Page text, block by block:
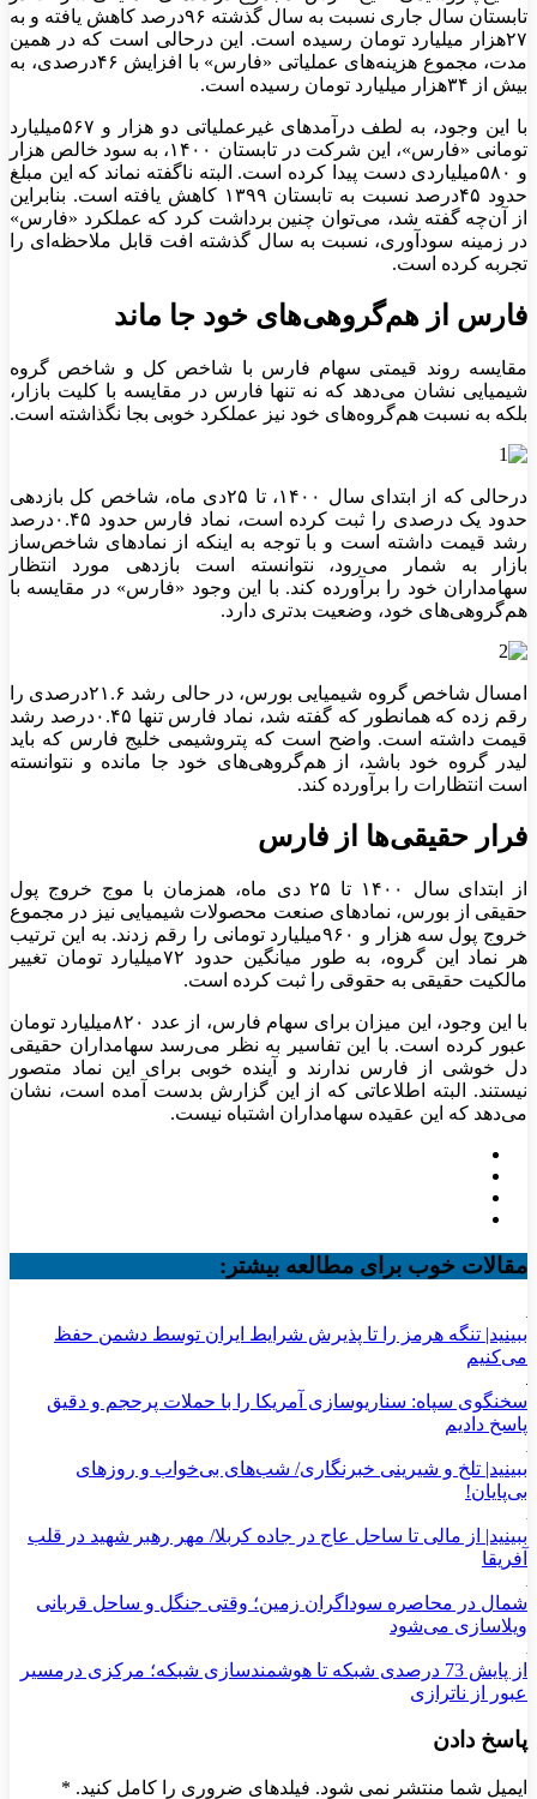
تابستان سال جاری نسبت به سال گذشته ۹۶درصد کاهش یافته و به
۲۷هزار میلیارد تومان رسیده است. این درحالی است که در همین
مدت، مجموع هزینه‌های عملیاتی «فارس» با افزایش ۴۶درصدی، به
بیش از ۳۴هزار میلیارد تومان رسیده است.
با این وجود، به لطف درآمد‌های غیرعملیاتی دو هزار و ۵۶۷میلیارد
تومانی «فارس»، این شرکت در تابستان ۱۴۰۰، به سود خالص هزار
و ۵۸۰میلیاردی دست پیدا کرده است. البته ناگفته نماند که این مبلغ
حدود ۴۵درصد نسبت به تابستان ۱۳۹۹ کاهش یافته است. بنابراین
از آن‌چه گفته شد، می‌توان چنین برداشت کرد که عملکرد «فارس»
در زمینه سودآوری، نسبت به سال گذشته افت قابل ملاحظه‌ای را
تجربه کرده است.
فارس از هم‌گروهی‌های خود جا ماند
مقایسه روند قیمتی سهام فارس با شاخص کل و شاخص گروه
شیمیایی نشان می‌دهد که نه تنها فارس در مقایسه با کلیت بازار،
بلکه به نسبت هم‌گروه‌های خود نیز عملکرد خوبی بجا نگذاشته است.
درحالی که از ابتدای سال ۱۴۰۰، تا ۲۵دی ماه، شاخص کل بازدهی
حدود یک درصدی را ثبت کرده است، نماد فارس حدود ۰.۴۵درصد
رشد قیمت داشته است و با توجه به اینکه از نمادهای شاخص‌ساز
بازار به‌ شمار می‌رود، نتوانسته است بازدهی مورد انتظار
سهامداران خود را برآورده کند. با این وجود «فارس» در مقایسه با
هم‌گروهی‌های خود، وضعیت بدتری دارد.
امسال شاخص گروه شیمیایی بورس، در حالی رشد ۲۱.۶درصدی را
رقم زده که همانطور که گفته شد، نماد فارس تنها ۰.۴۵درصد رشد
قیمت داشته است. واضح است که پتروشیمی خلیج فارس که باید
لیدر گروه خود باشد، از هم‌گروهی‌های خود جا مانده و نتوانسته
است انتظارات را برآورده کند.
فرار حقیقی‌ها از فارس
از ابتدای سال ۱۴۰۰ تا ۲۵ دی ماه، همزمان با موج خروج پول
حقیقی از بورس، نمادهای صنعت محصولات شیمیایی نیز در مجموع
خروج پول سه هزار و ۹۶۰میلیارد تومانی را رقم زدند. به این ترتیب
هر نماد این گروه، به طور میانگین حدود ۷۲میلیارد تومان تغییر
مالکیت حقیقی به حقوقی را ثبت کرده است.
با این وجود، این میزان برای سهام فارس، از عدد ۸۲۰میلیارد تومان
عبور کرده است. با این تفاسیر به نظر می‌رسد سهامداران حقیقی
دل خوشی از فارس ندارند و آینده خوبی برای این نماد متصور
نیستند. البته اطلاعاتی که از این گزارش بدست آمده است، نشان
می‌دهد که این عقیده سهامداران اشتباه نیست.
مقالات خوب برای مطالعه بیشتر:
ببینید| تنگه هرمز را تا پذیرش شرایط ایران توسط دشمن حفظ
می‌کنیم
سخنگوی سپاه: سناریوسازی آمریکا را با حملات پرحجم‌‌ و دقیق‌
پاسخ دادیم
ببینید| تلخ و شیرینی خبرنگاری/‌ شب‌های بی‌خواب و روزهای
بی‌پایان!
ببینید| از مالی تا ساحل عاج در جاده کربلا/ مهر رهبر شهید در قلب
آفریقا
شمال در محاصره سوداگران زمین؛ وقتی جنگل و ساحل قربانی
ویلاسازی می‌شود
از پایش 73 درصدی شبکه تا هوشمندسازی شبکه؛ مرکزی درمسیر
عبور از ناترازی
پاسخ دادن
ایمیل شما منتشر نمی شود. فیلدهای ضروری را کامل کنید. *